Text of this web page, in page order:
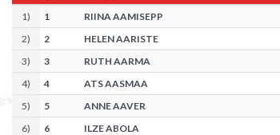
1) 1 RIINA AAMISEPP
2) 2 HELEN AARISTE
3) 3 RUTH AARMA
4) 4 ATS AASMAA
5) 5 ANNE AAVER
6) 6 ILZE ABOLA